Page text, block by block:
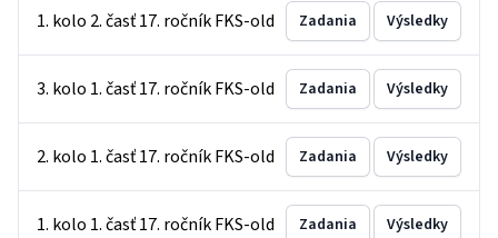
1. kolo 2. časť 17. ročník FKS-old Zadania Výsledky
3. kolo 1. časť 17. ročník FKS-old Zadania Výsledky
2. kolo 1. časť 17. ročník FKS-old Zadania Výsledky
1. kolo 1. časť 17. ročník FKS-old Zadania Výsledky